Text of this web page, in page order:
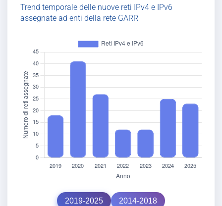
Trend temporale delle nuove reti IPv4 e IPv6
assegnate ad enti della rete GARR
2019-2025 2014-2018